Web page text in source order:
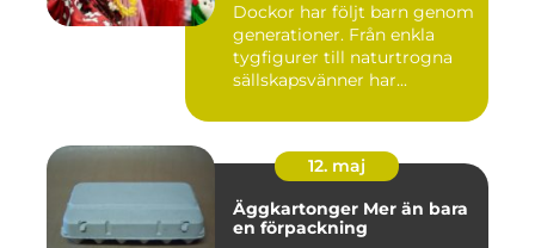
Dockor har följt barn genom
generationer. Från enkla
tygfigurer till naturtrogna
sällskapsvänner har...
12. maj
Äggkartonger Mer än bara
en förpackning